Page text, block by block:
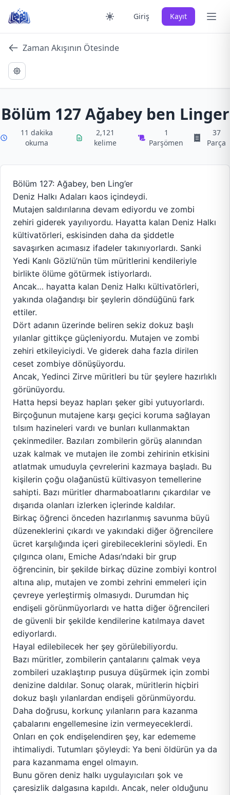
content
Giriş Kayıt Ana
Zaman Akışının Ötesinde
Bölüm 127 Ağabey ben Linger
11 dakika
okuma
2,121
kelime
1
Parşömen
37
Parça
Bölüm 127: Ağabey, ben Ling’er
Deniz Halkı Adaları kaos içindeydi.
Mutajen saldırılarına devam ediyordu ve zombi
zehiri giderek yayılıyordu. Hayatta kalan Deniz Halkı
kültivatörleri, eskisinden daha da şiddetle
savaşırken acımasız ifadeler takınıyorlardı. Sanki
Yedi Kanlı Gözlü’nün tüm müritlerini kendileriyle
birlikte ölüme götürmek istiyorlardı.
Ancak… hayatta kalan Deniz Halkı kültivatörleri,
yakında olağandışı bir şeylerin döndüğünü fark
ettiler.
Dört adanın üzerinde beliren sekiz dokuz başlı
yılanlar gittikçe güçleniyordu. Mutajen ve zombi
zehiri etkileyiciydi. Ve giderek daha fazla dirilen
ceset zombiye dönüşüyordu.
Ancak, Yedinci Zirve müritleri bu tür şeylere hazırlıklı
görünüyordu.
Hatta hepsi beyaz hapları şeker gibi yutuyorlardı.
Birçoğunun mutajene karşı geçici koruma sağlayan
tılsım hazineleri vardı ve bunları kullanmaktan
çekinmediler. Bazıları zombilerin görüş alanından
uzak kalmak ve mutajen ile zombi zehirinin etkisini
atlatmak umuduyla çevrelerini kazmaya başladı. Bu
kişilerin çoğu olağanüstü kültivasyon temellerine
sahipti. Bazı müritler dharmaboatlarını çıkardılar ve
dışarıda olanları izlerken içlerinde kaldılar.
Birkaç öğrenci önceden hazırlanmış savunma büyü
düzeneklerini çıkardı ve yakındaki diğer öğrencilere
ücret karşılığında içeri girebileceklerini söyledi. En
çılgınca olanı, Emiche Adası’ndaki bir grup
öğrencinin, bir şekilde birkaç düzine zombiyi kontrol
altına alıp, mutajen ve zombi zehrini emmeleri için
çevreye yerleştirmiş olmasıydı. Durumdan hiç
endişeli görünmüyorlardı ve hatta diğer öğrencileri
de güvenli bir şekilde kendilerine katılmaya davet
ediyorlardı.
Hayal edilebilecek her şey görülebiliyordu.
Bazı müritler, zombilerin çantalarını çalmak veya
zombileri uzaklaştırıp pusuya düşürmek için zombi
denizine daldılar. Sonuç olarak, müritlerin hiçbiri
dokuz başlı yılanlardan endişeli görünmüyordu.
Daha doğrusu, korkunç yılanların para kazanma
çabalarını engellemesine izin vermeyeceklerdi.
Onları en çok endişelendiren şey, kar edememe
ihtimaliydi. Tutumları şöyleydi: Ya beni öldürün ya da
para kazanmama engel olmayın.
Bunu gören deniz halkı uygulayıcıları şok ve
çaresizlik dalgasına kapıldı. Ancak, neler olduğunu